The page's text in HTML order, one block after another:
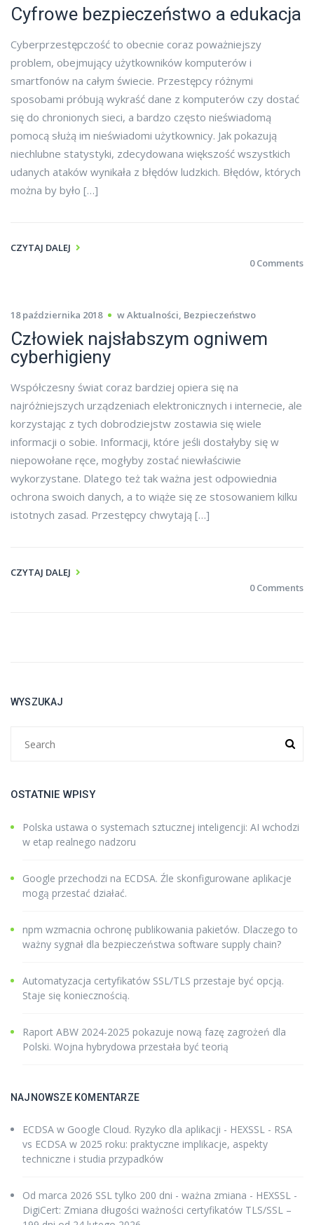
Cyfrowe bezpieczeństwo a edukacja
Cyberprzestępczość to obecnie coraz poważniejszy
problem, obejmujący użytkowników komputerów i
smartfonów na całym świecie. Przestępcy różnymi
sposobami próbują wykraść dane z komputerów czy dostać
się do chronionych sieci, a bardzo często nieświadomą
pomocą służą im nieświadomi użytkownicy. Jak pokazują
niechlubne statystyki, zdecydowana większość wszystkich
udanych ataków wynikała z błędów ludzkich. Błędów, których
można by było […]
CZYTAJ DALEJ
0 Comments
18 października 2018 wAktualności, Bezpieczeństwo
Człowiek najsłabszym ogniwem
cyberhigieny
Współczesny świat coraz bardziej opiera się na
najróżniejszych urządzeniach elektronicznych i internecie, ale
korzystając z tych dobrodziejstw zostawia się wiele
informacji o sobie. Informacji, które jeśli dostałyby się w
niepowołane ręce, mogłyby zostać niewłaściwie
wykorzystane. Dlatego też tak ważna jest odpowiednia
ochrona swoich danych, a to wiąże się ze stosowaniem kilku
istotnych zasad. Przestępcy chwytają […]
CZYTAJ DALEJ
0 Comments
WYSZUKAJ
OSTATNIE WPISY
Polska ustawa o systemach sztucznej inteligencji: AI wchodzi
w etap realnego nadzoru
Google przechodzi na ECDSA. Źle skonfigurowane aplikacje
mogą przestać działać.
npm wzmacnia ochronę publikowania pakietów. Dlaczego to
ważny sygnał dla bezpieczeństwa software supply chain?
Automatyzacja certyfikatów SSL/TLS przestaje być opcją.
Staje się koniecznością.
Raport ABW 2024-2025 pokazuje nową fazę zagrożeń dla
Polski. Wojna hybrydowa przestała być teorią
NAJNOWSZE KOMENTARZE
ECDSA w Google Cloud. Ryzyko dla aplikacji - HEXSSL - RSA
vs ECDSA w 2025 roku: praktyczne implikacje, aspekty
techniczne i studia przypadków
Od marca 2026 SSL tylko 200 dni - ważna zmiana - HEXSSL -
DigiCert: Zmiana długości ważności certyfikatów TLS/SSL –